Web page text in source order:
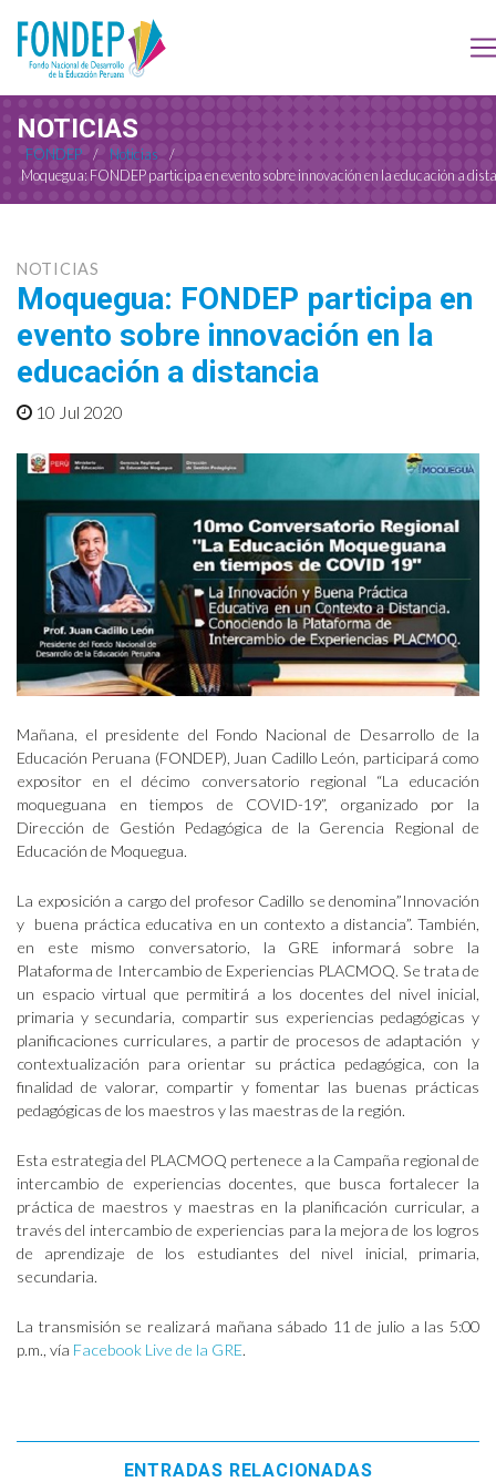
NOTICIAS
FONDEP / Noticias
/
Moquegua: FONDEP participa en evento sobre innovación en la educación a
NOTICIAS
Moquegua: FONDEP participa en
evento sobre innovación en la
educación a distancia
10 Jul 2020
Mañana, el presidente del Fondo Nacional de Desarrollo de la
Educación Peruana (FONDEP), Juan Cadillo León, participará como
expositor en el décimo conversatorio regional “La educación
moqueguana en tiempos de COVID-19”, organizado por la
Dirección de Gestión Pedagógica de la Gerencia Regional de
Educación de Moquegua.
La exposición a cargo del profesor Cadillo se denomina”Innovación
y buena práctica educativa en un contexto a distancia”. También,
en este mismo conversatorio, la GRE informará sobre la
Plataforma de Intercambio de Experiencias PLACMOQ. Se trata de
un espacio virtual que permitirá a los docentes del nivel inicial,
primaria y secundaria, compartir sus experiencias pedagógicas y
planificaciones curriculares, a partir de procesos de adaptación y
contextualización para orientar su práctica pedagógica, con la
finalidad de valorar, compartir y fomentar las buenas prácticas
pedagógicas de los maestros y las maestras de la región.
Esta estrategia del PLACMOQ pertenece a la Campaña regional de
intercambio de experiencias docentes, que busca fortalecer la
práctica de maestros y maestras en la planificación curricular, a
través del intercambio de experiencias para la mejora de los logros
de aprendizaje de los estudiantes del nivel inicial, primaria,
secundaria.
La transmisión se realizará mañana sábado 11 de julio a las 5:00
p.m., vía Facebook Live de la GRE.
ENTRADAS RELACIONADAS